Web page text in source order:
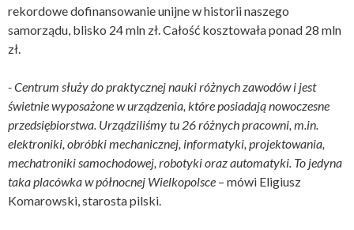
rekordowe dofinansowanie unijne w historii naszego
samorządu, blisko 24 mln zł. Całość kosztowała ponad 28 mln
zł.
- Centrum służy do praktycznej nauki różnych zawodów i jest
świetnie wyposażone w urządzenia, które posiadają nowoczesne
przedsiębiorstwa. Urządziliśmy tu 26 różnych pracowni, m.in.
elektroniki, obróbki mechanicznej, informatyki, projektowania,
mechatroniki samochodowej, robotyki oraz automatyki. To jedyna
taka placówka w północnej Wielkopolsce – mówi Eligiusz
Komarowski, starosta pilski.